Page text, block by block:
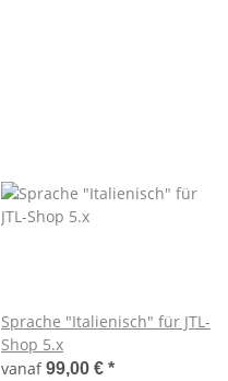
Sprache "Italienisch" für JTL-
Shop 5.x
vanaf99,00 € *